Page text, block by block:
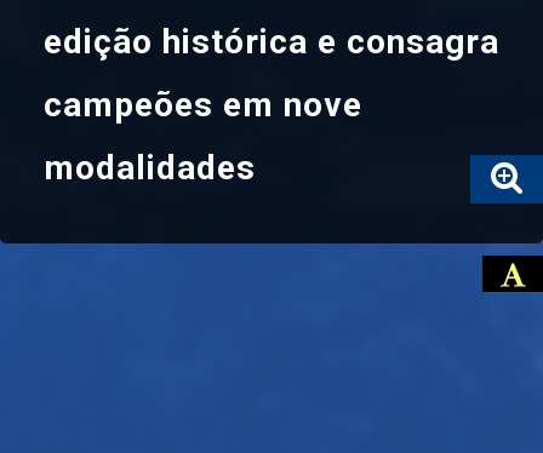
edição histórica e consagra
campeões em nove
modalidades